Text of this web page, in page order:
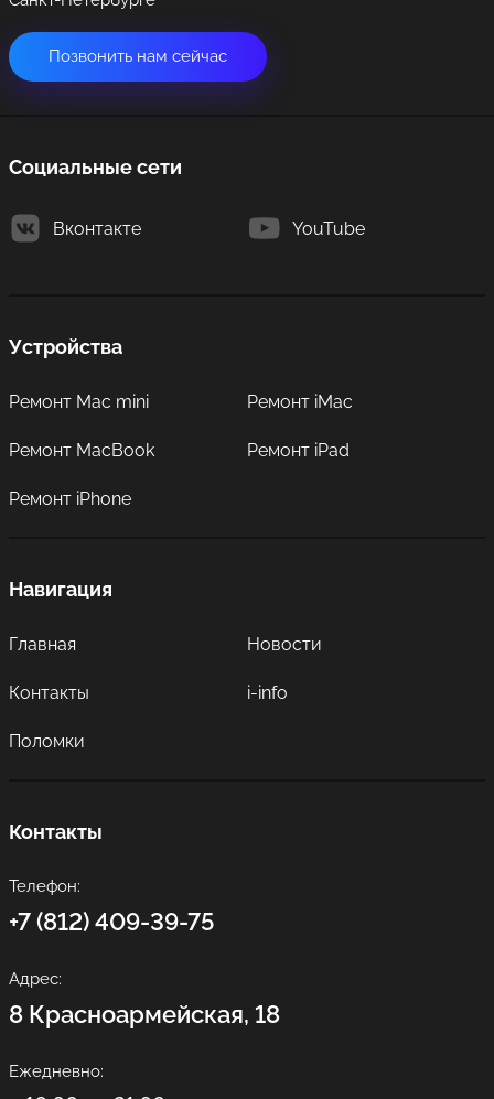
Позвонить нам сейчас
Социальные сети
Вконтакте YouTube
Устройства
Ремонт Mac mini Ремонт iMac
Ремонт MacBook Ремонт iPad
Ремонт iPhone
Навигация
Главная Новости
Контакты i-info
Поломки
Контакты
Телефон:
+7 (812) 409-39-75
Адрес:
8 Красноармейская, 18
Ежедневно: